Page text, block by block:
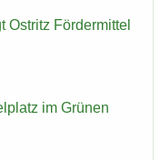
Ost­ritz För­der­mit­tel
im Grü­nen